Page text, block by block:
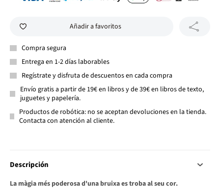
Añadir a favoritos
Compra segura
Entrega en 1-2 días laborables
Regístrate y disfruta de descuentos en cada compra
Envío gratis a partir de 19€ en libros y de 39€ en libros de texto,
juguetes y papelería.
Productos de robótica: no se aceptan devoluciones en la tienda.
Contacta con atención al cliente.
Descripción
La màgia més poderosa d'una bruixa es troba al seu cor.